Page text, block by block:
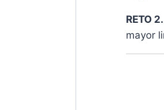
RETO 2.
mayor